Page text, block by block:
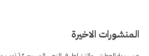
المنشورات الاخيرة